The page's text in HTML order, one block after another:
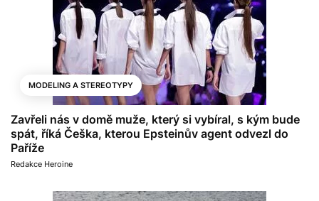
MODELING A STEREOTYPY
Zavřeli nás v domě muže, který si vybíral, s kým bude
spát, říká Češka, kterou Epsteinův agent odvezl do
Paříže
Redakce Heroine